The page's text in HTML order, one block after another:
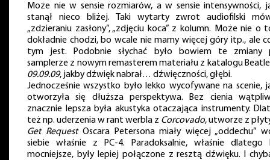
Może nie w sensie rozmiarów, a w sensie intensywności,
stanął nieco bliżej. Taki wytarty zwrot audiofilski
„zdzieraniu zasłony”, „zdjęciu koca” z kolumn. Może nie o
dokładnie chodzi, bo wcale nie mamy więcej góry itp., ale
tym jest. Podobnie słychać było bowiem te zmiany
samplerze z nowym remasterem materiału z katalogu
09.09.09, jakby dźwięk nabrał… dźwięczności, głębi.
Jednocześnie wszystko było lekko wycofywane na scenie,
otworzyła się dłuższa perspektywa. Bez cienia
znacznie lepsza była akustyka otaczająca instrumenty.
też np. uderzenia w rant werbla z Corcovado, utworze z
Get RequestOscara Petersona miały więcej „oddechu”
siebie właśnie z PC-4. Paradoksalnie, właśnie dlatego
mocniejsze, były lepiej połączone z resztą dźwięku. I